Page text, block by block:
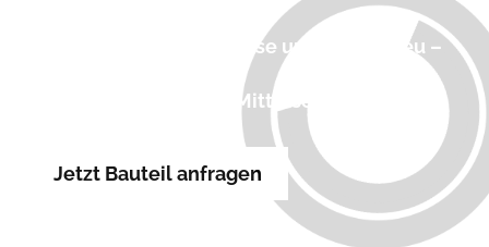
Kundenfreundlich, präzise und termintreu –
für präzise Klein‑ und Mittelserien.
Jetzt Bauteil anfragen